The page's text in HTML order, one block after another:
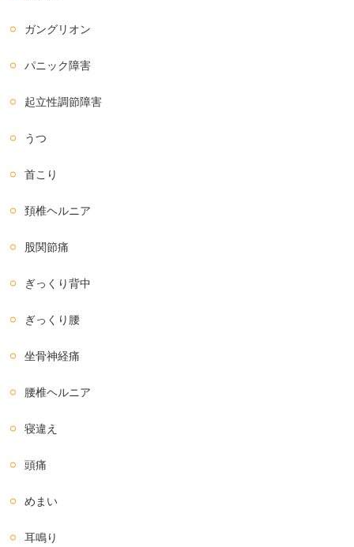
ガングリオン
パニック障害
起立性調節障害
うつ
首こり
頚椎ヘルニア
股関節痛
ぎっくり背中
ぎっくり腰
坐骨神経痛
腰椎ヘルニア
寝違え
頭痛
めまい
耳鳴り